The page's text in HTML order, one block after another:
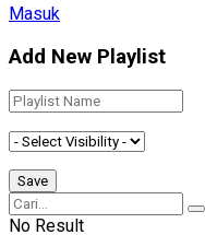
Masuk
Add New Playlist
No Result